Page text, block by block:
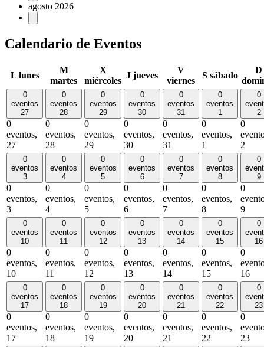
agosto 2026
Calendario de Eventos
L lunes
M
martes
X
miércoles
J jueves
V
viernes
S sábado
D
0
eventos
27
0
eventos,
27
0
eventos
28
0
eventos,
28
0
eventos
29
0
eventos,
29
0
eventos
30
0
eventos,
30
0
eventos
31
0
eventos,
31
0
eventos
1
0
eventos,
1
0
2
0
2
0
eventos
3
0
eventos,
3
0
eventos
4
0
eventos,
4
0
eventos
5
0
eventos,
5
0
eventos
6
0
eventos,
6
0
eventos
7
0
eventos,
7
0
eventos
8
0
eventos,
8
0
9
0
9
0
eventos
10
0
eventos,
10
0
eventos
11
0
eventos,
11
0
eventos
12
0
eventos,
12
0
eventos
13
0
eventos,
13
0
eventos
14
0
eventos,
14
0
eventos
15
0
eventos,
15
0
16
0
16
0
eventos
17
0
eventos,
17
0
eventos
18
0
eventos,
18
0
eventos
19
0
eventos,
19
0
eventos
20
0
eventos,
20
0
eventos
21
0
eventos,
21
0
eventos
22
0
eventos,
22
0
23
0
23